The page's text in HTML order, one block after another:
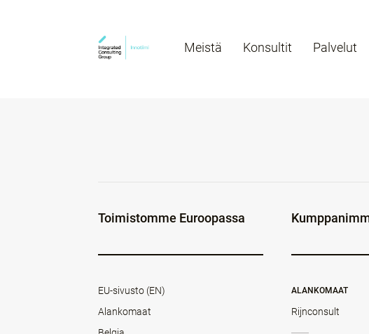
Meistä Konsultit Palvelut
Toimistomme Euroopassa
EU-sivusto (EN)
Alankomaat
ALANKOMAAT
Rijnconsult